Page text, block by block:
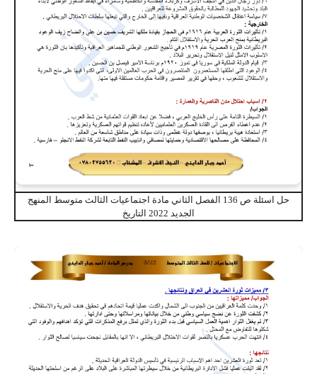
حل اسئلة ص 136 الفصل الثاني مادة اجتماعيات الثالث متوسط المنهج
الجديد 2022 التاريخ